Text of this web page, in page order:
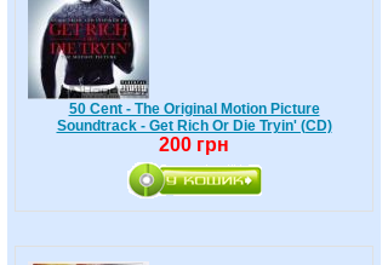
50 Cent - The Original Motion Picture
Soundtrack - Get Rich Or Die Tryin' (CD)
200 грн